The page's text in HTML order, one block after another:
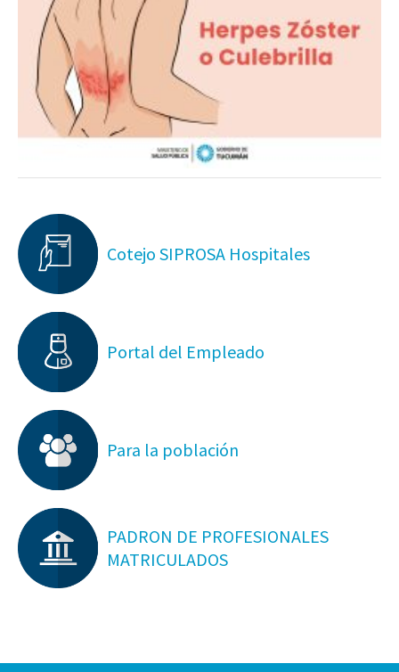
Cotejo SIPROSA Hospitales
Portal del Empleado
Para la población
PADRON DE PROFESIONALES
MATRICULADOS